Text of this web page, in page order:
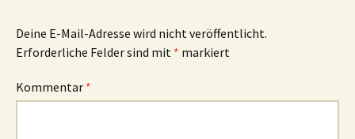
Deine E-Mail-Adresse wird nicht veröffentlicht.
Erforderliche Felder sind mit * markiert
Kommentar *